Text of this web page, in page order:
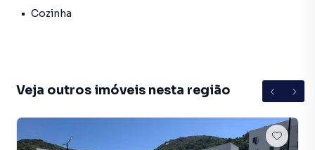
Cozinha
Veja outros imóveis nesta região